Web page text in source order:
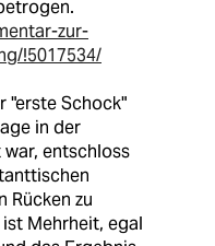
zur-
!5017534/
"erste Schock"
in der
entschloss
Rücken zu
Mehrheit, egal